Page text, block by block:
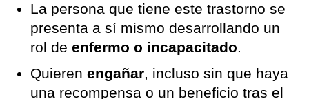
La persona que tiene este trastorno se
presenta a sí mismo desarrollando un
rol deenfermo o incapacitado.
Quierenengañar, incluso sin que haya
una recompensa o un beneficio tras el